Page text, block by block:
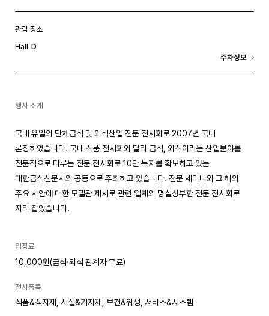
관람 장소
Hall D
주차정보
행사 소개
국내 유일의 단체급식 및 외식산업 전문 전시회로 2007년 국내
론칭하였습니다. 국내 식품 전시회와 달리 급식, 외식이라는 산업분야를
전문적으로 다루는 전문 전시회로 10만 독자를 확보하고 있는
대한급식신문사와 공동으로 주최하고 있습니다. 전문 세미나와 그 해의
주요 사안에 대한 모델관 제시로 관련 업계의 명실상부한 전문 전시회로
자리 잡았습니다.
입장료
10,000원(급식·외식 관계자 무료)
전시품목
식품&식자재, 시설&기자재, 보건&위생, 서비스&시스템